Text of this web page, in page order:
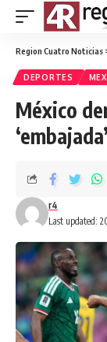
Region Cuatro Noticias
DEPORTES
México
Last updated:
r4